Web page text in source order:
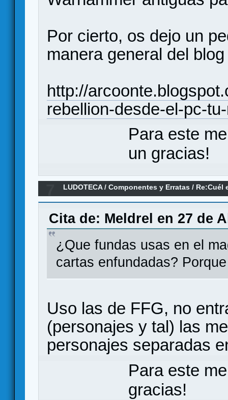
Por cierto, os dejo un
manera general del
http://
rebellion-desde-el-pc-
Para este
un gracias!
LUDOTECA/Componentes y Erratas / Re:Cuél
Cita de: Meldrel en 27 de
¿Que fundas usas en el
cartas enfundadas?
Uso las de FFG, no
(personajes y tal) las
personajes separadas
Para este
gracias!